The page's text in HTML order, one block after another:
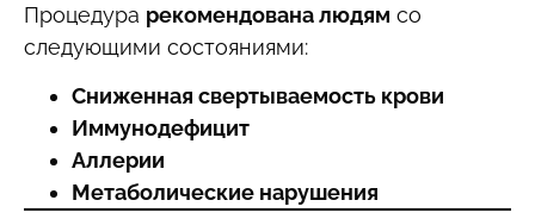
Процедура рекомендована людям со
следующими состояниями:
Сниженная свертываемость крови
Иммунодефицит
Аллерии
Метаболические нарушения